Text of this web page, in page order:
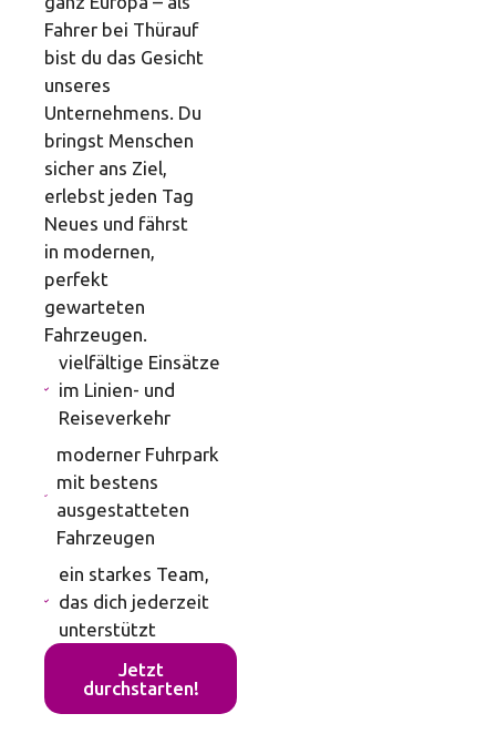
Fahrer bei Thürauf
bist du das Gesicht
unseres
Unternehmens. Du
bringst Menschen
sicher ans Ziel,
erlebst jeden Tag
Neues und fährst
in modernen,
perfekt
gewarteten
Fahrzeugen.
vielfältige Einsätze
im Linien- und
Reiseverkehr
moderner Fuhrpark
mit bestens
ausgestatteten
Fahrzeugen
ein starkes Team,
das dich jederzeit
unterstützt
Jetzt
durchstarten!